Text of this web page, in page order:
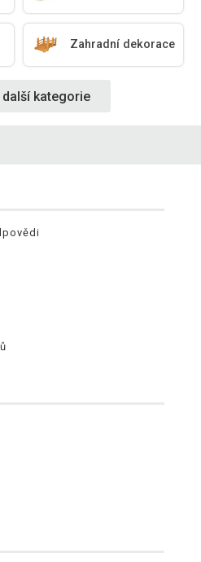
Zahradní dekorace
kategorie